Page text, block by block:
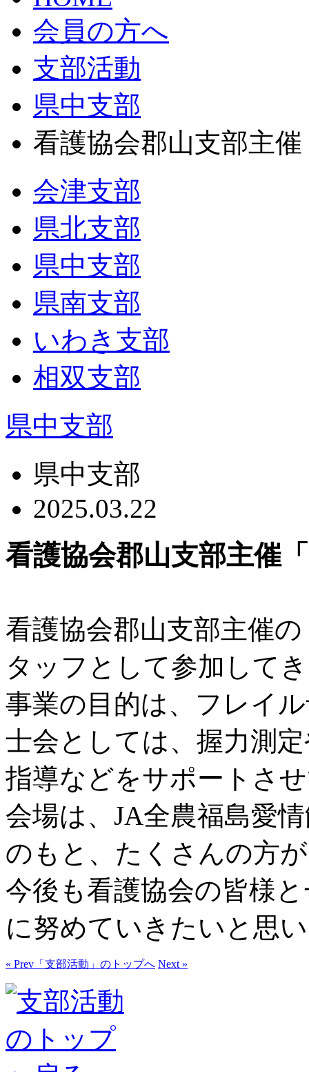
会員の方へ
支部活動
県中支部
看護協会郡山支部主
会津支部
県北支部
県中支部
県南支部
いわき支部
相双支部
県中支部
県中支部
2025.03.22
看護協会郡山支部主催
看護協会郡山支部主催
タッフとして参加して
事業の目的は、フレイ
士会としては、握力測
指導などをサポートさ
会場は、JA全農福島愛
のもと、たくさんの方
今後も看護協会の皆様
に努めていきたいと思
« Prev 「支部活動」のトップへ Next »